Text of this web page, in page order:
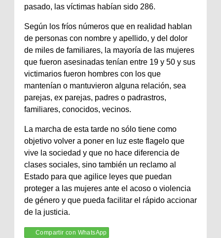
pasado, las víctimas habían sido 286.
Según los fríos números que en realidad hablan
de personas con nombre y apellido, y del dolor
de miles de familiares, la mayoría de las mujeres
que fueron asesinadas tenían entre 19 y 50 y sus
victimarios fueron hombres con los que
mantenían o mantuvieron alguna relación, sea
parejas, ex parejas, padres o padrastros,
familiares, conocidos, vecinos.
La marcha de esta tarde no sólo tiene como
objetivo volver a poner en luz este flagelo que
vive la sociedad y que no hace diferencia de
clases sociales, sino también un reclamo al
Estado para que agilice leyes que puedan
proteger a las mujeres ante el acoso o violencia
de género y que pueda facilitar el rápido accionar
de la justicia.
Compartir con WhatsApp